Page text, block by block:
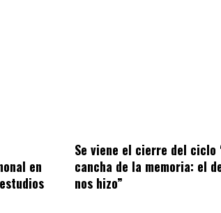
en
Se viene el cierre del ciclo
cancha de la memoria: el
nos hizo”